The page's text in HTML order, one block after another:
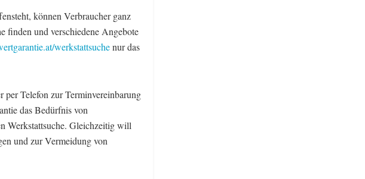
können Verbraucher ganz
finden und verschiedene Angebote
werkstattsuchenur das
per Telefon zur Terminvereinbarung
das Bedürfnis von
Werkstattsuche. Gleichzeitig will
und zur Vermeidung von